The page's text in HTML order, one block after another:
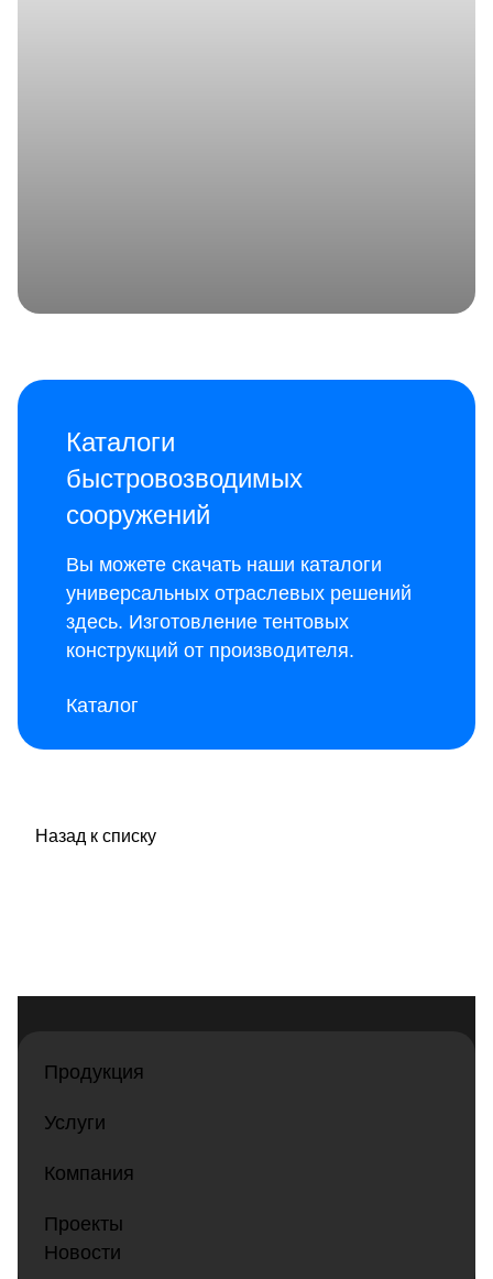
Каталоги
быстровозводимых
сооружений
Вы можете скачать наши каталоги
универсальных отраслевых решений
здесь. Изготовление тентовых
конструкций от производителя.
Каталог
Назад к списку
Продукция
Услуги
Компания
Проекты
Новости